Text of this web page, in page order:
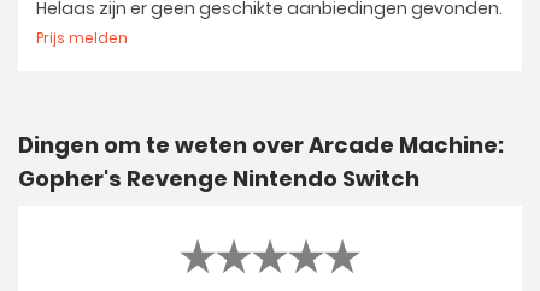
Helaas zijn er geen geschikte aanbiedingen gevonden.
Prijs melden
Dingen om te weten over Arcade Machine:
Gopher's Revenge Nintendo Switch